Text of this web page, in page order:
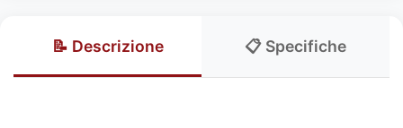
📝 Descrizione 📋 Specifiche